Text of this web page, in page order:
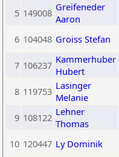
5 149008 Greifeneder
Aaron
6 104048 Groiss Stefan
7 106237 Kammerhuber
Hubert
8 119753 Lasinger
Melanie
9 108122 Lehner
Thomas
10 120447 Ly Dominik